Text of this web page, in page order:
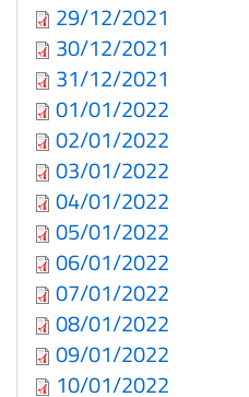
29/12/2021
30/12/2021
31/12/2021
01/01/2022
02/01/2022
03/01/2022
04/01/2022
05/01/2022
06/01/2022
07/01/2022
08/01/2022
09/01/2022
10/01/2022